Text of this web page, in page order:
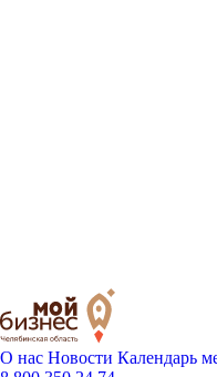
О нас Новости Календарь